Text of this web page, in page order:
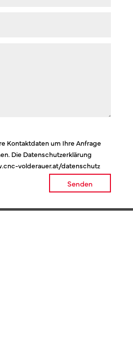
Kontaktdaten um Ihre Anfrage
Die Datenschutzerklärung
volderauer.at/datenschutz
Senden